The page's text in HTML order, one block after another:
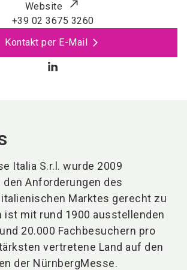
Website
+39 02 3675 3260
Kontakt per E-Mail
Italia S.r.l. wurde 2009
den Anforderungen des
Marktes gerecht zu
ist mit rund 1900 ausstellenden
20.000 Fachbesuchern pro
vertretene Land auf den
der NürnbergMesse.